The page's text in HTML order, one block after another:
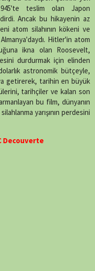
teslim olan Japon
Ancak bu hikayenin az
atom silahının kökeni ve
Hitler'in atom
ikna olan Roosevelt,
durdurmak için elinden
astronomik bütçeyle,
getirerek, tarihin en büyük
tarihçiler ve kalan son
bu film, dünyanın
yarışının perdesini
Decouverte